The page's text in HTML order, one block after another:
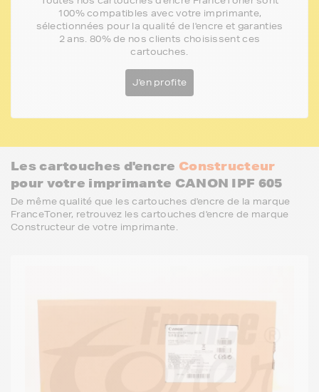
100% compatibles avec votre imprimante,
sélectionnées pour la qualité de l'encre et garanties
2 ans. 80% de nos clients choisissent ces
cartouches.
J'en profite
Les cartouches d'encre Constructeur
pour votre imprimante CANON IPF 605
De même qualité que les cartouches d'encre de la marque
FranceToner, retrouvez les cartouches d'encre de marque
Constructeur de votre imprimante.